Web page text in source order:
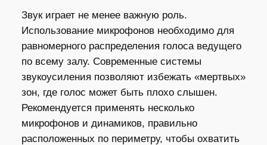
Звук играет не менее важную роль.
Использование микрофонов необходимо для
равномерного распределения голоса ведущего
по всему залу. Современные системы
звукоусиления позволяют избежать «мертвых»
зон, где голос может быть плохо слышен.
Рекомендуется применять несколько
микрофонов и динамиков, правильно
расположенных по периметру, чтобы охватить